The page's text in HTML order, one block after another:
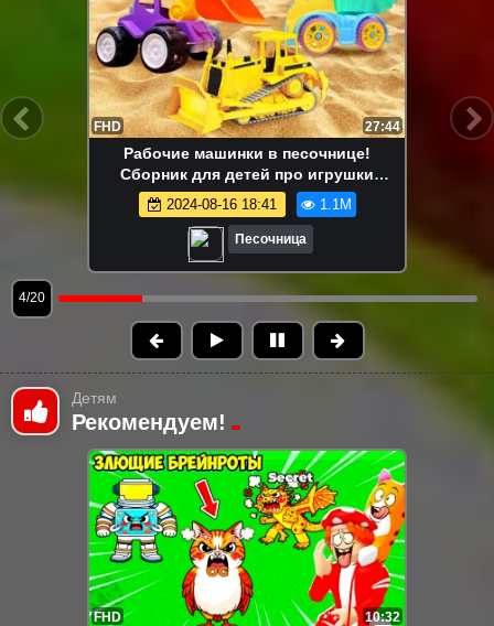
FHD 13:58
Маша Капуки Кануки и игрушки в
песочнице — Развивающее видео для
самых маленьких
2024-08-16 18:41 1.1M
Песочница
5/20
Детям
Рекомендуем!
FHD 10:32